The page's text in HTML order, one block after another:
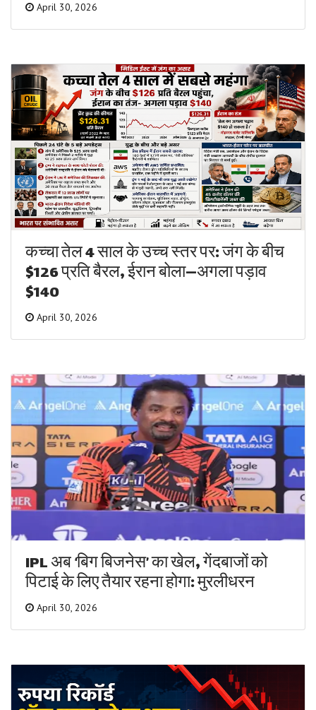
April 30, 2026
कच्चा तेल 4 साल के उच्च स्तर पर: जंग के बीच
$126 प्रति बैरल, ईरान बोला—अगला पड़ाव
$140
April 30, 2026
IPL अब ‘बिग बिजनेस’ का खेल, गेंदबाजों को
पिटाई के लिए तैयार रहना होगा: मुरलीधरन
April 30, 2026